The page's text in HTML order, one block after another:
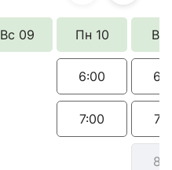
Вс 09 Пн 10 Вт
6:00
7:00